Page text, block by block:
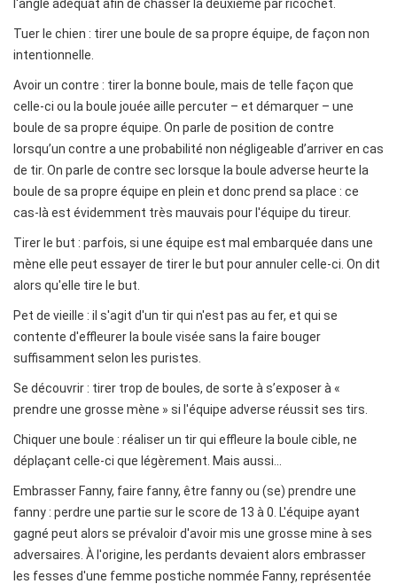
l'angle adéquat afin de chasser la deuxième par ricochet.
Tuer le chien : tirer une boule de sa propre équipe, de façon non
intentionnelle.
Avoir un contre : tirer la bonne boule, mais de telle façon que
celle-ci ou la boule jouée aille percuter – et démarquer – une
boule de sa propre équipe. On parle de position de contre
lorsqu’un contre a une probabilité non négligeable d’arriver en cas
de tir. On parle de contre sec lorsque la boule adverse heurte la
boule de sa propre équipe en plein et donc prend sa place : ce
cas-là est évidemment très mauvais pour l'équipe du tireur.
Tirer le but : parfois, si une équipe est mal embarquée dans une
mène elle peut essayer de tirer le but pour annuler celle-ci. On dit
alors qu'elle tire le but.
Pet de vieille : il s'agit d'un tir qui n'est pas au fer, et qui se
contente d'effleurer la boule visée sans la faire bouger
suffisamment selon les puristes.
Se découvrir : tirer trop de boules, de sorte à s’exposer à «
prendre une grosse mène » si l'équipe adverse réussit ses tirs.
Chiquer une boule : réaliser un tir qui effleure la boule cible, ne
déplaçant celle-ci que légèrement. Mais aussi...
Embrasser Fanny, faire fanny, être fanny ou (se) prendre une
fanny : perdre une partie sur le score de 13 à 0. L'équipe ayant
gagné peut alors se prévaloir d'avoir mis une grosse mine à ses
adversaires. À l'origine, les perdants devaient alors embrasser
les fesses d'une femme postiche nommée Fanny, représentée